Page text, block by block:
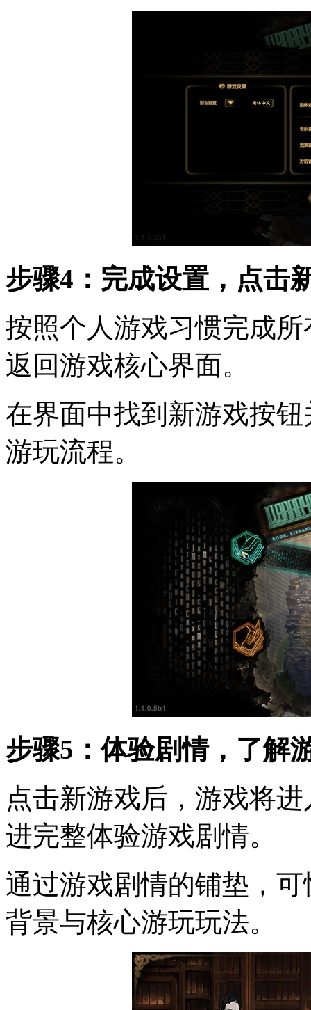
步骤4：完成设置，点击
按照个人游戏习惯完成
返回游戏核心界面。
在界面中找到新游戏按
游玩流程。
步骤5：体验剧情，了解
点击新游戏后，游戏将
进完整体验游戏剧情。
通过游戏剧情的铺垫，
背景与核心游玩玩法。